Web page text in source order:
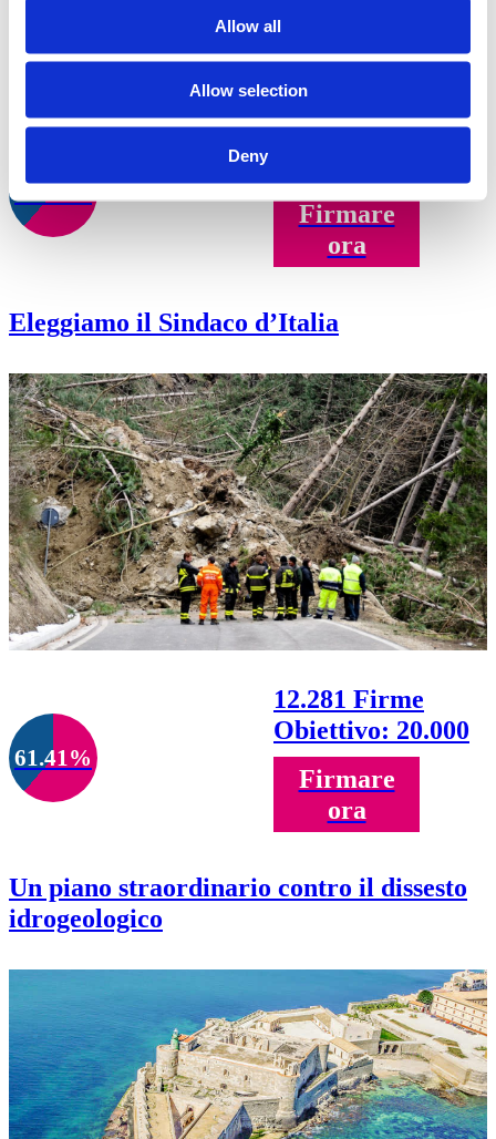
Allow all
Allow selection
Deny
61.38%
12.275 Firme
Firmare
ora
Eleggiamo il Sindaco d’Italia
61.41%
12.281 Firme
Obiettivo: 20.000
Firmare
ora
Un piano straordinario contro il dissesto
idrogeologico